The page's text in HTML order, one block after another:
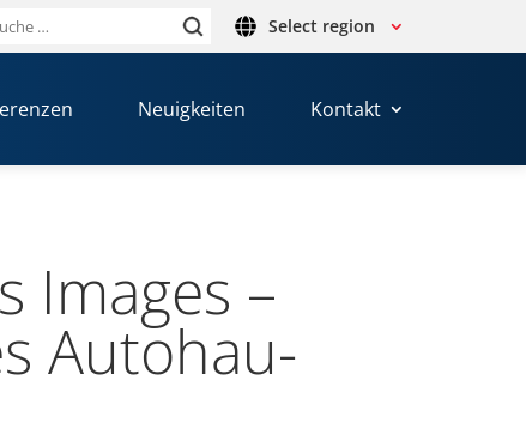
Select region
Neuigkeiten Kontakt
Images –
Auto­hau­